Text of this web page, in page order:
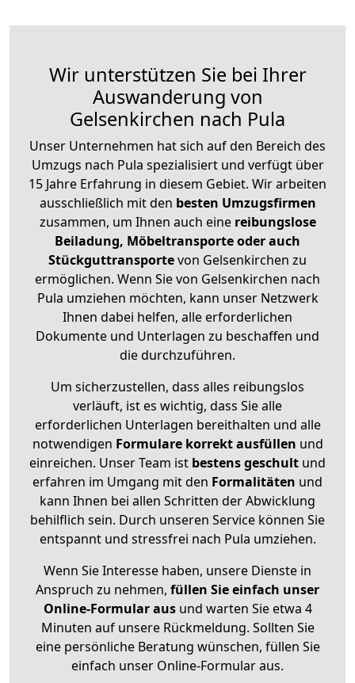
Wir unterstützen Sie bei Ihrer
Auswanderung von
Gelsenkirchen nach Pula
Unser Unternehmen hat sich auf den Bereich des
Umzugs nach Pula spezialisiert und verfügt über
15 Jahre Erfahrung in diesem Gebiet. Wir arbeiten
ausschließlich mit den besten Umzugsfirmen
zusammen, um Ihnen auch eine reibungslose
Beiladung, Möbeltransporte oder auch
Stückguttransportevon Gelsenkirchen zu
ermöglichen. Wenn Sie von Gelsenkirchen nach
Pula umziehen möchten, kann unser Netzwerk
Ihnen dabei helfen, alle erforderlichen
Dokumente und Unterlagen zu beschaffen und
die durchzuführen.
Um sicherzustellen, dass alles reibungslos
verläuft, ist es wichtig, dass Sie alle
erforderlichen Unterlagen bereithalten und alle
notwendigen Formulare korrekt ausfüllen und
einreichen. Unser Team ist bestens geschult und
erfahren im Umgang mit den Formalitäten und
kann Ihnen bei allen Schritten der Abwicklung
behilflich sein. Durch unseren Service können Sie
entspannt und stressfrei nach Pula umziehen.
Wenn Sie Interesse haben, unsere Dienste in
Anspruch zu nehmen, füllen Sie einfach unser
Online-Formular ausund warten Sie etwa 4
Minuten auf unsere Rückmeldung. Sollten Sie
eine persönliche Beratung wünschen, füllen Sie
einfach unser Online-Formular aus.